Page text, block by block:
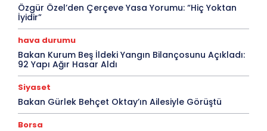
Özgür Özel’den Çerçeve Yasa Yorumu: “Hiç Yoktan
İyidir”
hava durumu
Bakan Kurum Beş İldeki Yangın Bilançosunu Açıkladı:
92 Yapı Ağır Hasar Aldı
Siyaset
Bakan Gürlek Behçet Oktay’ın Ailesiyle Görüştü
Borsa